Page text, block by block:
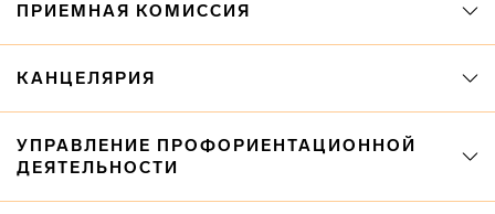
ПРИЕМНАЯ КОМИССИЯ
КАНЦЕЛЯРИЯ
УПРАВЛЕНИЕ ПРОФОРИЕНТАЦИОННОЙ
ДЕЯТЕЛЬНОСТИ